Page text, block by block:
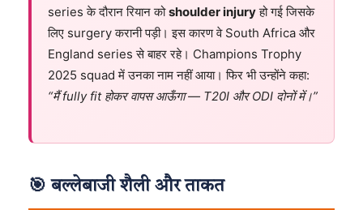
series के दौरान रियान कोshoulder injuryहो गई जिसके
लिए surgery करानी पड़ी। इस कारण वे South Africa और
England series से बाहर रहे। Champions Trophy
2025 squad में उनका नाम नहीं आया। फिर भी उन्होंने कहा:
“मैं fully fit होकर वापस आऊँगा — T20I और ODI दोनों में।”
🎯 बल्लेबाजी शैली और ताकत